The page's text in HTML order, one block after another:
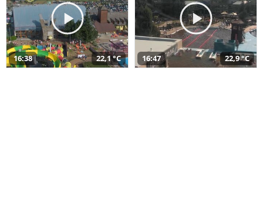
16:38 22,1 °C 16:47 22,9 °C